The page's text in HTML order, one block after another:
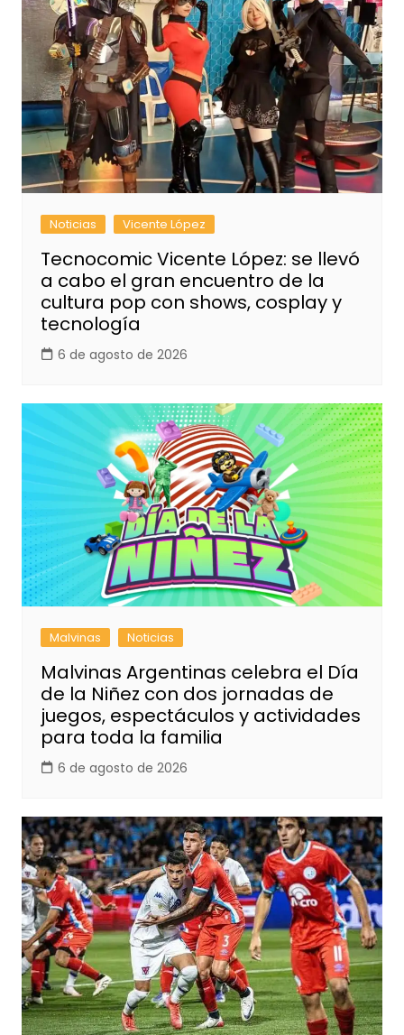
Noticias Vicente López
Tecnocomic Vicente López: se llevó
a cabo el gran encuentro de la
cultura pop con shows, cosplay y
tecnología
6 de agosto de 2026
Malvinas Noticias
Malvinas Argentinas celebra el Día
de la Niñez con dos jornadas de
juegos, espectáculos y actividades
para toda la familia
6 de agosto de 2026